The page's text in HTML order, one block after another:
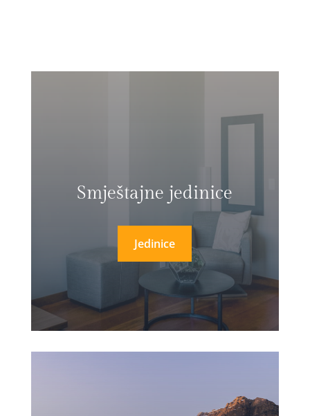
Smještajne jedinice
Jedinice